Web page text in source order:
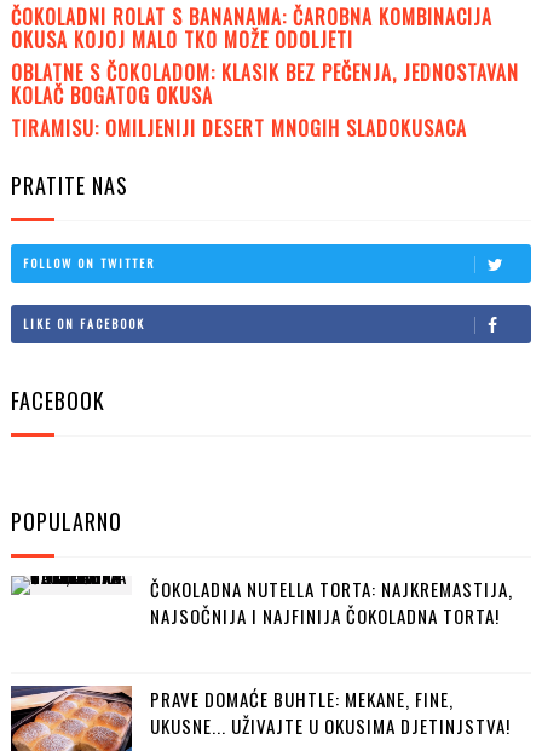
ČOKOLADNI ROLAT S BANANAMA: ČAROBNA KOMBINACIJA
OKUSA KOJOJ MALO TKO MOŽE ODOLJETI
OBLATNE S ČOKOLADOM: KLASIK BEZ PEČENJA, JEDNOSTAVAN
KOLAČ BOGATOG OKUSA
TIRAMISU: OMILJENIJI DESERT MNOGIH SLADOKUSACA
PRATITE NAS
FOLLOW ON TWITTER
LIKE ON FACEBOOK
FACEBOOK
POPULARNO
ČOKOLADNA NUTELLA TORTA: NAJKREMASTIJA,
NAJSOČNIJA I NAJFINIJA ČOKOLADNA TORTA!
PRAVE DOMAĆE BUHTLE: MEKANE, FINE,
UKUSNE... UŽIVAJTE U OKUSIMA DJETINJSTVA!